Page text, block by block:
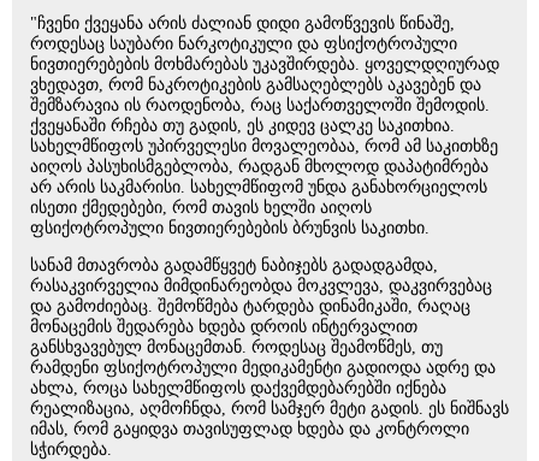
"ჩვენი ქვეყანა არის ძალიან დიდი გამოწვევის წინაშე,
როდესაც საუბარი ნარკოტიკული და ფსიქოტროპული
ნივთიერებების მოხმარებას უკავშირდება. ყოველდღიურად
ვხედავთ, რომ ნაკროტიკების გამსაღებლებს აკავებენ და
შემზარავია ის რაოდენობა, რაც საქართველოში შემოდის.
ქვეყანაში რჩება თუ გადის, ეს კიდევ ცალკე საკითხია.
სახელმწიფოს უპირველესი მოვალეობაა, რომ ამ საკითხზე
აიღოს პასუხისმგებლობა, რადგან მხოლოდ დაპატიმრება
არ არის საკმარისი. სახელმწიფომ უნდა განახორციელოს
ისეთი ქმედებები, რომ თავის ხელში აიღოს
ფსიქოტროპული ნივთიერებების ბრუნვის საკითხი.
სანამ მთავრობა გადამწყვეტ ნაბიჯებს გადადგამდა,
რასაკვირველია მიმდინარეობდა მოკვლევა, დაკვირვებაც
და გამოძიებაც. შემოწმება ტარდება დინამიკაში, რაღაც
მონაცემის შედარება ხდება დროის ინტერვალით
განსხვავებულ მონაცემთან. როდესაც შეამოწმეს, თუ
რამდენი ფსიქოტროპული მედიკამენტი გადიოდა ადრე და
ახლა, როცა სახელმწიფოს დაქვემდებარებში იქნება
რეალიზაცია, აღმოჩნდა, რომ სამჯერ მეტი გადის. ეს ნიშნავს
იმას, რომ გაყიდვა თავისუფლად ხდება და კონტროლი
სჭირდება.